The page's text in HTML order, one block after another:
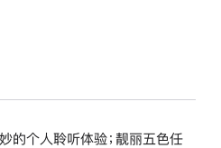
的个人聆听体验；靓丽五色任